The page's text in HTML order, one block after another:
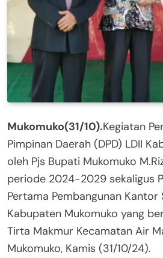
Mukomuko(31/10).Kegiatan
Pimpinan Daerah (DPD) LDII
oleh Pjs Bupati Mukomuko
periode 2024-2029 sekaligus
Pertama Pembangunan Kantor
Kabupaten Mukomuko yang
Tirta Makmur Kecamatan Air
Mukomuko, Kamis (31/10/24).